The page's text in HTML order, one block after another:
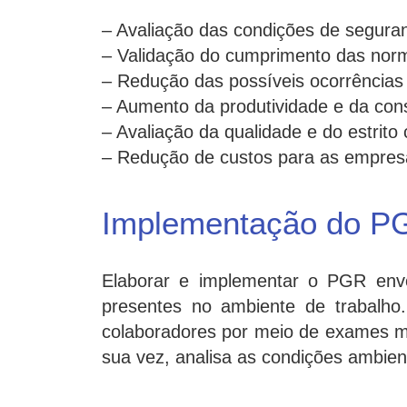
– Avaliação das condições de
– Validação do cumprimento das
– Redução das possíveis
– Aumento da produtividade e da
– Avaliação da qualidade e do
– Redução de custos para as
Implementação do
Elaborar e implementar o PGR
presentes no ambiente de
colaboradores por meio de exames
sua vez, analisa as condições